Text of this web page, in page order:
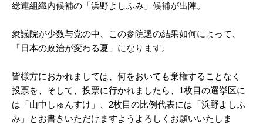
総連組織内候補の「浜野よしふみ」候補が出陣。
衆議院が少数与党の中、この参院選の結果如何によって、
「日本の政治が変わる夏」になります。
皆様方におかれましては、何をおいても棄権することなく
投票を、そして、投票に行かれましたら、1枚目の選挙区に
は「山中しゅんすけ」、2枚目の比例代表には「浜野よしふ
み」とお書きいただけますようよろしくお願いいたしま